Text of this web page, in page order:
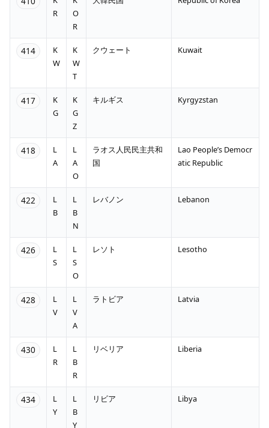
R
O
R
414
K
W
K
W
T
クウェート Kuwait
417
K
G
K
G
Z
キルギス Kyrgyzstan
418
L
A
L
A
O
ラオス人民民主共和
国
Lao People’s Democr
atic Republic
422
L
B
L
B
N
レバノン Lebanon
426
L
S
L
S
O
レソト Lesotho
428
L
V
L
V
A
ラトビア Latvia
430
L
R
L
B
R
リベリア Liberia
434
L
Y
L
B
Y
リビア Libya